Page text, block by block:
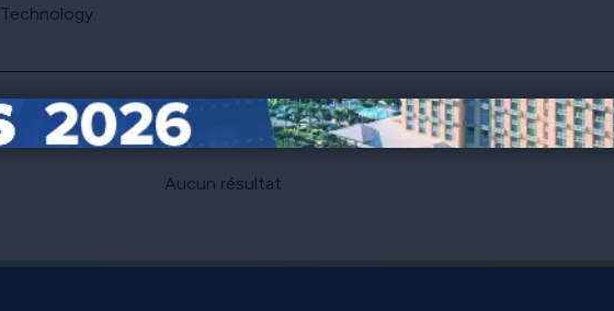
Technology.
Plus d'articles par Greg Davey
Aucun résultat